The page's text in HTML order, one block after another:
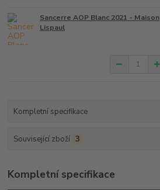
Sancerre AOP Blanc 2021 - Maison
Lispaul
Kompletní specifikace
Související zboží 3
Kompletní specifikace